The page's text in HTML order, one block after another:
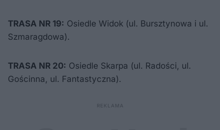
TRASA NR 19: Osiedle Widok (ul. Bursztynowa i ul.
Szmaragdowa).
TRASA NR 20: Osiedle Skarpa (ul. Radości, ul.
Gościnna, ul. Fantastyczna).